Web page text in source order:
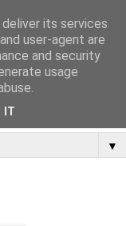
▼
its services
user-agent are
and security
usage
IT